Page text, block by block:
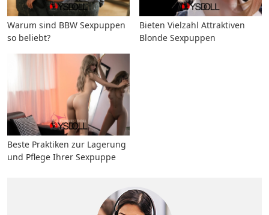
Warum sind BBW Sexpuppen
so beliebt?
Bieten Vielzahl Attraktiven
Blonde Sexpuppen
Beste Praktiken zur Lagerung
und Pflege Ihrer Sexpuppe